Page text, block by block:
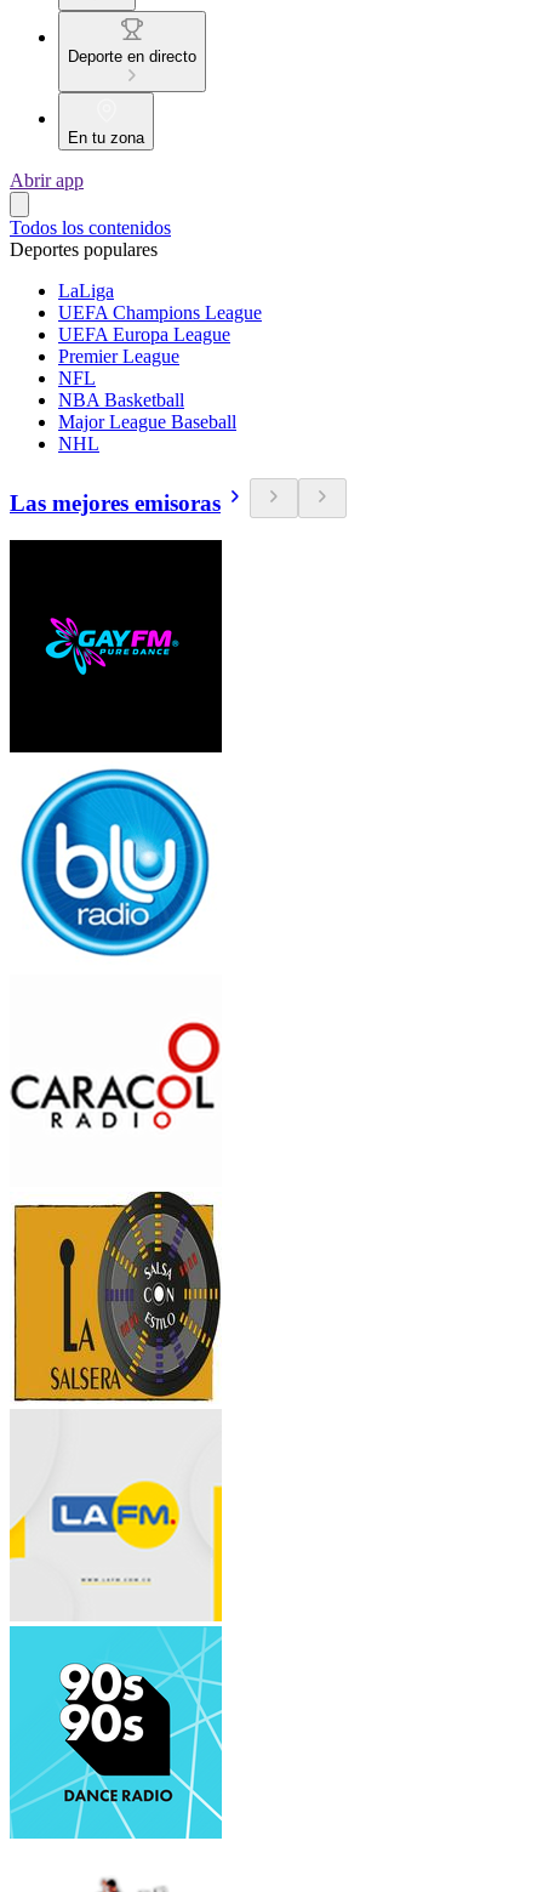
Deporte en directo
En tu zona
Abrir app
Todos los contenidos
Deportes populares
LaLiga
UEFA Champions League
UEFA Europa League
Premier League
NFL
NBA Basketball
Major League Baseball
NHL
Las mejores emisoras